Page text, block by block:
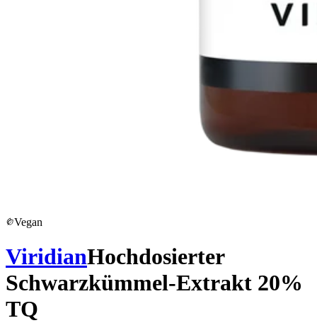
Vegan
ViridianHochdosierter
Schwarzkümmel-Extrakt 20%
TQ